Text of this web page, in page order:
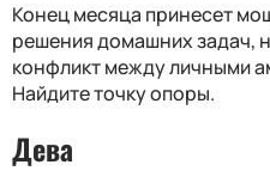
Конец месяца принесет
решения домашних задач,
конфликт между личными
Найдите точку опоры.
Дева